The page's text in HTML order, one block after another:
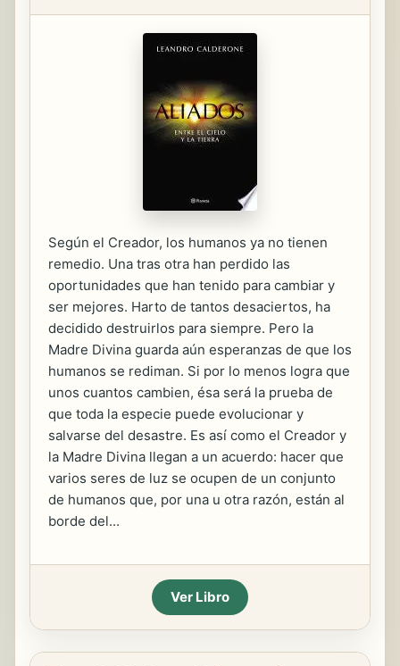
Según el Creador, los humanos ya no tienen
remedio. Una tras otra han perdido las
oportunidades que han tenido para cambiar y
ser mejores. Harto de tantos desaciertos, ha
decidido destruirlos para siempre. Pero la
Madre Divina guarda aún esperanzas de que los
humanos se rediman. Si por lo menos logra que
unos cuantos cambien, ésa será la prueba de
que toda la especie puede evolucionar y
salvarse del desastre. Es así como el Creador y
la Madre Divina llegan a un acuerdo: hacer que
varios seres de luz se ocupen de un conjunto
de humanos que, por una u otra razón, están al
borde del...
Ver Libro